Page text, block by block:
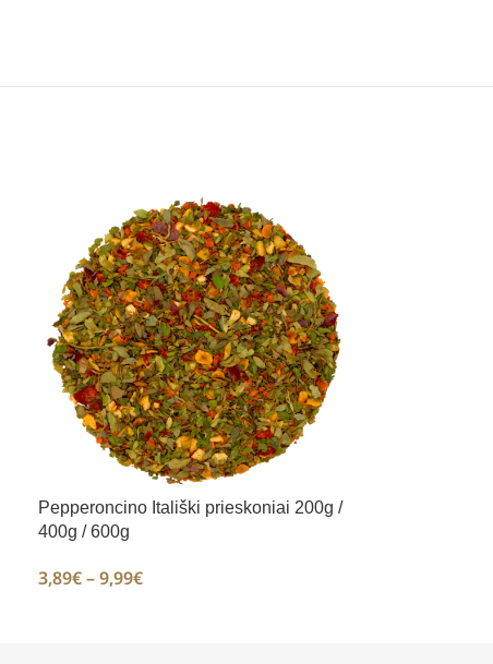
Pepperoncino Itališki prieskoniai 200g /
400g / 600g
3,89€ – 9,99€